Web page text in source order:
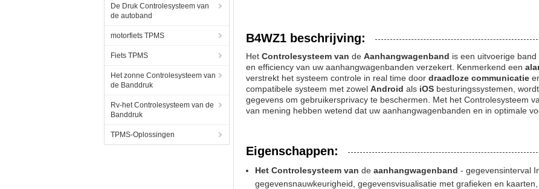
De Druk Controlesysteem van
de autoband
motorfiets TPMS
Fiets TPMS
Het zonne Controlesysteem van
de Banddruk
Rv-het Controlesysteem van de
Banddruk
TPMS-Oplossingen
B4WZ1 beschrijving:
Het Controlesysteem van de Aanhangwagenband is een uitvoerige
en efficiency van uw aanhangwagenbanden verzekert. Kenmerkend een
verstrekt het systeem controle in real time door draadloze communicatie
compatibele systeem met zowel Android als iOS besturingssystemen,
gegevens om gebruikersprivacy te beschermen. Met het Controlesysteem
van mening hebben wetend dat uw aanhangwagenbanden en in optimale
Eigenschappen:
Het Controlesysteem van de aanhangwagenband - gegevensinterval
gegevensnauwkeurigheid, gegevensvisualisatie met grafieken en